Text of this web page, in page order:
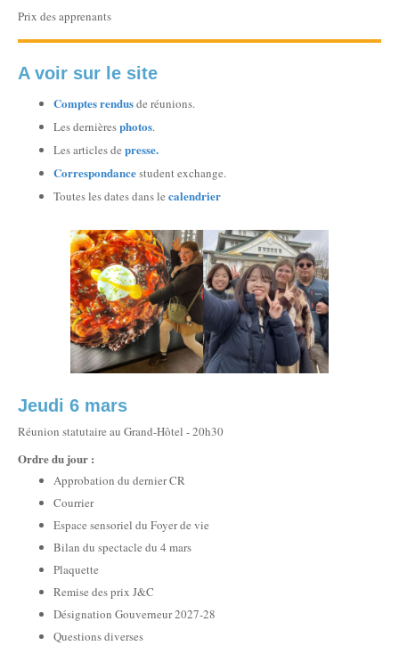
Prix des apprenants
A voir sur le site
Comptes rendusde réunions.
Les dernièresphotos.
Les articles de presse.
Correspondancestudentexchange.
Toutes les dates dans le calendrier
Jeudi 6 mars
Réunion statutaire au Grand-Hôtel - 20h30
Ordre du jour :
Approbation du dernier CR
Courrier
Espace sensoriel du Foyer de vie
Bilan du spectacle du 4 mars
Plaquette
Remise des prix J&C
Désignation Gouverneur 2027-28
Questions diverses